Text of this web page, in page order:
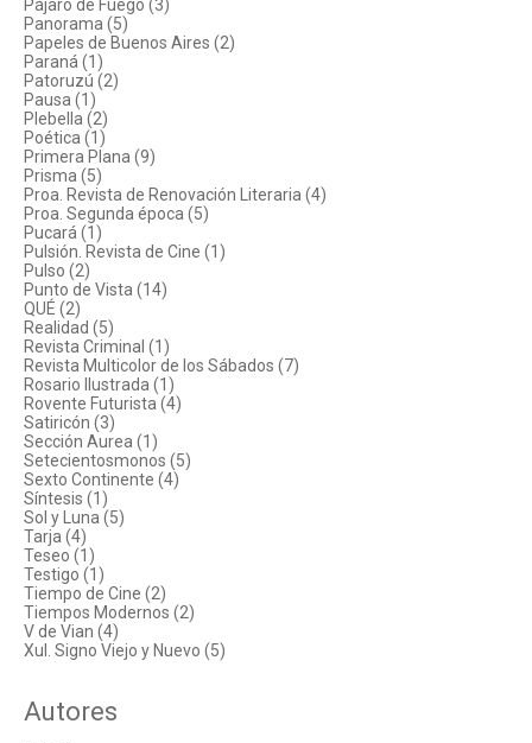
Pájaro de Fuego (3)
Panorama (5)
Papeles de Buenos Aires (2)
Paraná (1)
Patoruzú (2)
Pausa (1)
Plebella (2)
Poética (1)
Primera Plana (9)
Prisma (5)
Proa. Revista de Renovación Literaria (4)
Proa. Segunda época (5)
Pucará (1)
Pulsión. Revista de Cine (1)
Pulso (2)
Punto de Vista (14)
QUÉ (2)
Realidad (5)
Revista Criminal (1)
Revista Multicolor de los Sábados (7)
Rosario Ilustrada (1)
Rovente Futurista (4)
Satiricón (3)
Sección Aurea (1)
Setecientosmonos (5)
Sexto Continente (4)
Síntesis (1)
Sol y Luna (5)
Tarja (4)
Teseo (1)
Testigo (1)
Tiempo de Cine (2)
Tiempos Modernos (2)
V de Vian (4)
Xul. Signo Viejo y Nuevo (5)
Autores